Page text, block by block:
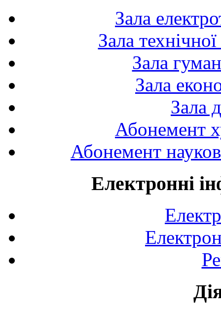
Зала
Зала
Зала
Зала
Зала
Абонемент
Абонемент
Електронні